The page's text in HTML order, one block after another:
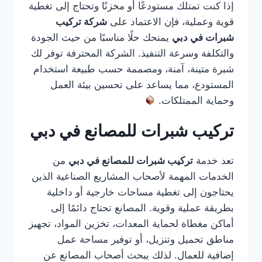
إذا كنت تمتلك مستودعًا أو مخزنًا وتحتاج إلى تغطية
قوية وعملية، فإن الاعتماد على شركة تركيب
شبرات في دبي يمنحك حلًا مناسبًا من حيث الجودة
والتكلفة وسرعة التنفيذ. الشركة المحترفة توفر لك
شبرة متينة، آمنة، ومصممة حسب طبيعة استخدام
المستودع، مما يساعد على تحسين بيئة العمل
وحماية الممتلكات.
تركيب شبرات للمصانع في دبي
تعد خدمة تركيب شبرات للمصانع في دبي من
الخدمات المهمة لأصحاب المشاريع الصناعية الذين
يحتاجون إلى تغطية مساحات خارجية أو داخلية
بطريقة عملية وقوية. المصانع تحتاج دائمًا إلى
أماكن مغطاة لحماية المعدات، تخزين المواد، تجهيز
مناطق تحميل وتنزيل، أو توفير مساحة عمل
إضافية للعمال. لذلك يبحث أصحاب المصانع عن